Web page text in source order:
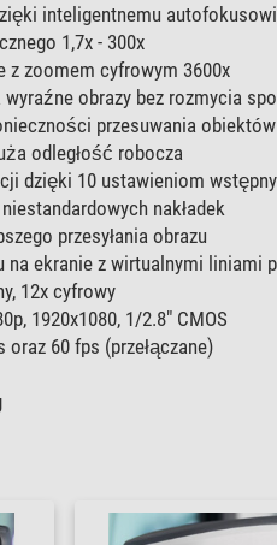
inteligentnemu autofokusowi
1,7x - 300x
z zoomem cyfrowym 3600x
obrazy bez rozmycia
przesuwania
odległość robocza
dzięki 10 ustawieniom
nakładek
przesyłania obrazu
na ekranie z wirtualnymi
12x cyfrowy
1920x1080, 1/2.8" CMOS
60 fps (przełączane)